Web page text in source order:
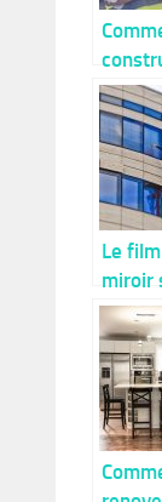
BIM ?
Le
miroir
:
c’est ?